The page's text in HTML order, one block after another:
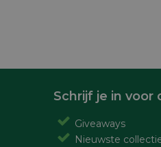
Schrijf je in voor
Giveaways
Nieuwste